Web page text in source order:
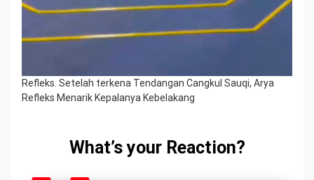
Refleks. Setelah terkena Tendangan Cangkul Sauqi, Arya
Refleks Menarik Kepalanya Kebelakang
What’s your Reaction?